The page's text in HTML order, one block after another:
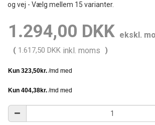
og vej - Vælg mellem 15 varianter.
1.294,00 DKK ekskl.
( 1.617,50 DKK inkl. moms )